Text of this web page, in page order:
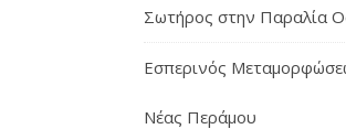
Σωτήρος στην Παραλία
Εσπερινός
Νέας Περάμου